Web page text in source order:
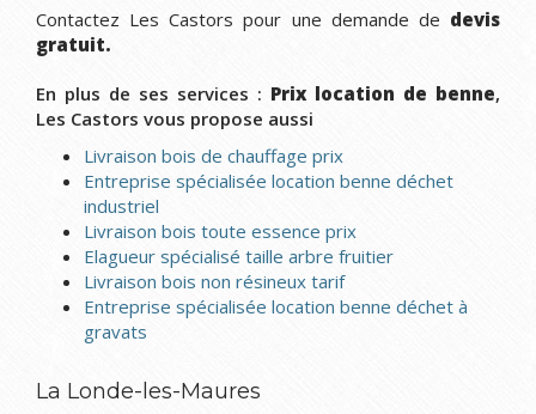
Contactez Les Castors pour une demande de devis
gratuit.
En plus de ses services : Prix location de benne,
Les Castors vous propose aussi
Livraison bois de chauffage prix
Entreprise spécialisée location benne déchet
industriel
Livraison bois toute essence prix
Elagueur spécialisé taille arbre fruitier
Livraison bois non résineux tarif
Entreprise spécialisée location benne déchet à
gravats
La Londe-les-Maures